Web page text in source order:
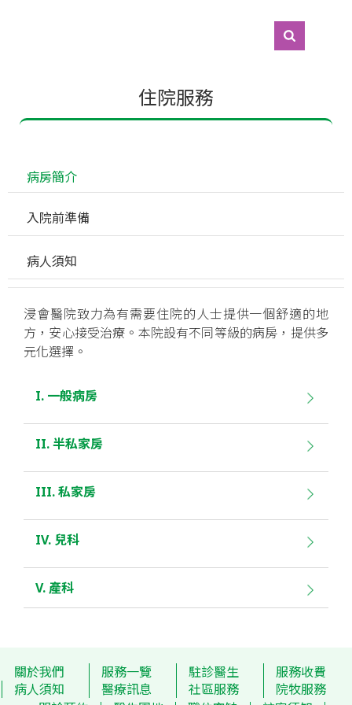
住院服務
病房簡介
入院前準備
病人須知
浸會醫院致力為有需要住院的人士提供一個舒適的地
方，安心接受治療。本院設有不同等級的病房，提供多
元化選擇。
I. 一般病房
II. 半私家房
III. 私家房
IV. 兒科
V. 產科
關於我們 服務一覽 駐診醫生
服務收費
病人須知
醫療訊息 社區服務
院牧服務